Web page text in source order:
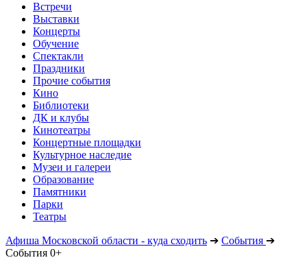
Встречи
Выставки
Концерты
Обучение
Спектакли
Праздники
Прочие события
Кино
Библиотеки
ДК и клубы
Кинотеатры
Концертные площадки
Культурное наследие
Музеи и галереи
Образование
Памятники
Парки
Театры
Афиша Московской области - куда сходить ➔ События ➔
События 0+